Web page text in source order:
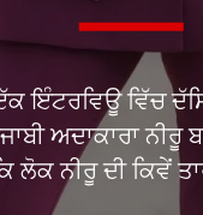
ਇੰਟਰਵਿਊ ਵਿੱਚ
ਅਦਾਕਾਰਾ ਨੀਰੂ
ਲੋਕ ਨੀਰੂ ਦੀ ਕਿਵੇਂ